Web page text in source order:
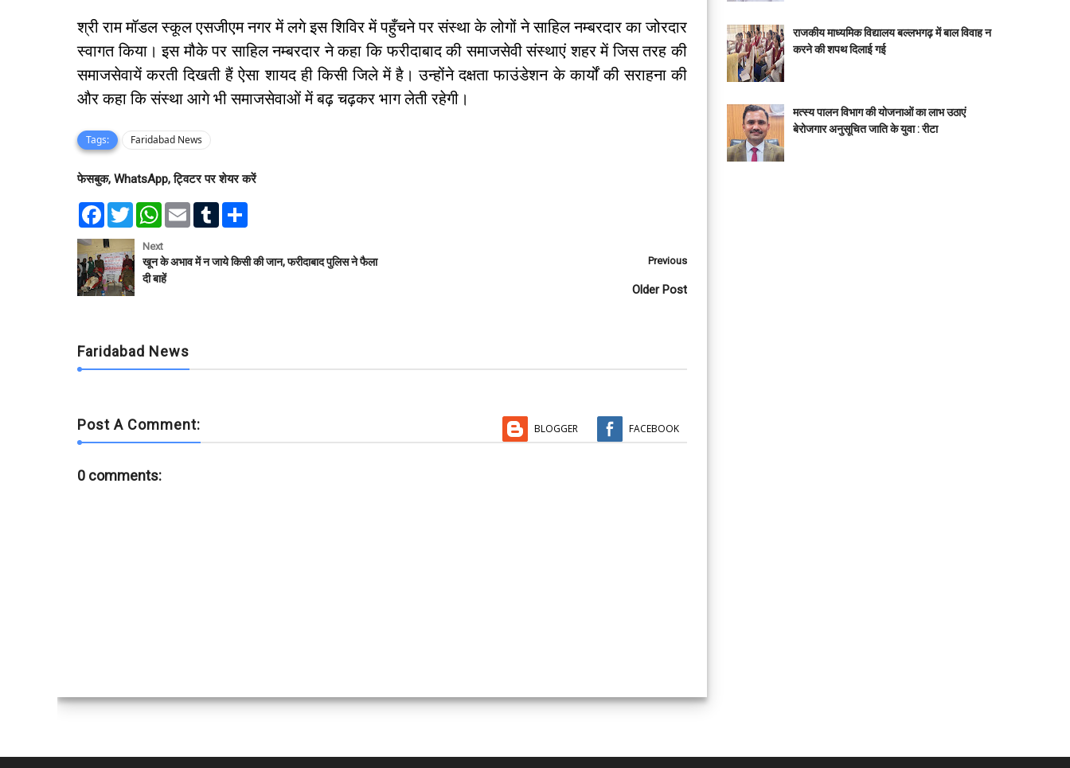
श्री राम मॉडल स्कूल एसजीएम नगर में लगे इस शिविर में पहुँचने पर संस्था के लोगों ने साहिल नम्बरदार का जोरदार
स्वागत किया। इस मौके पर साहिल नम्बरदार ने कहा कि फरीदाबाद की समाजसेवी संस्थाएं शहर में जिस तरह की
समाजसेवायें करती दिखती हैं ऐसा शायद ही किसी जिले में है। उन्होंने दक्षता फाउंडेशन के कार्यों की सराहना की
और कहा कि संस्था आगे भी समाजसेवाओं में बढ़ चढ़कर भाग लेती रहेगी।
Tags: Faridabad News
फेसबुक, WhatsApp, ट्विटर पर शेयर करें
F
e
b
o
o
k
T
w
t
t
e
r
W
t
s
A
p
E
l
T
l
e
Next
खून के अभाव में न जाये किसी की जान, फरीदाबाद पुलिस ने फैला
दी बाहें
Previous
Older Post
Faridabad News
Post A Comment: BLOGGER FACEBOOK
0 comments:
राजकीय माध्यमिक विद्यालय बल्लभगढ़ में बाल विवाह न
करने की शपथ दिलाई गई
मत्स्य पालन विभाग की योजनाओं का लाभ उठाएं
बेरोजगार अनुसूचित जाति के युवा : रीटा